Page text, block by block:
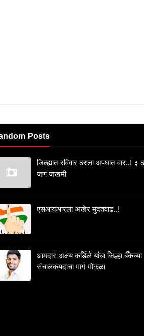
Posts
जिल्ह्यात रविवार ठरला अपघात वार..! ३
जण जखमी
एसआयआरला अखेर मुदतवाढ..!
आमदार अक्षय कर्डिले यांचा जिल्हा बँकेच्या
संचालकपदाचा मार्ग मोकळा